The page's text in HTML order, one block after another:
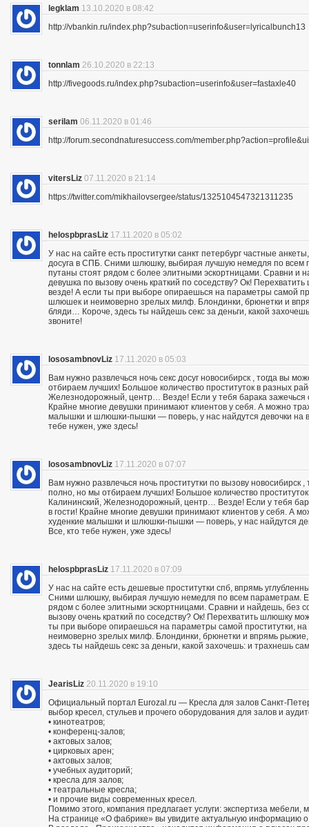
legklam 13.10.2020 в 08:42
http://vbankin.ru/index.php?subaction=userinfo&user=lyricalbunch13
tonnlam 26.10.2020 в 22:13
http://fivegoods.ru/index.php?subaction=userinfo&user=fastaxle40
serilam 06.11.2020 в 01:46
http://forum.secondnaturesuccess.com/
vitersLiz 07.11.2020 в 21:14
https://twitter.com/mikhailovsergee/status/1325104547321311235
helospbprasLiz 17.11.2020 в 05:02
У нас на сайте есть проститутки санкт петербург частные
досуга в СПБ. Сними шлюшку, выбирая лучшую немедля по всем
путаны стоят рядом с более элитными эскортницами. Сравни и
девушка по вызову очень краткий по соседству? Ок!
везде! А если ты при выборе опираешься на параметры самой
шлюшек и неимоверно зрелых милф. Блондинки, брюнетки и
бляди… Короче, здесь ты найдешь секс за деньги, какой
звоните!
lososambnovLiz 17.11.2020 в 05:03
Вам нужно развлечься ночь секс досуг новосибирск , тогда вы
отбираем лучших! Большое количество проституток в разных
Железнодорожный, центр… Везде! Если у тебя барака зажечься
Крайне многие девушки принимают клиентов у себя. А можно
малышки и шлюшки-пышки — поверь, у нас найдутся девочки на
тебе нужен, уже здесь!
lososambnovLiz 17.11.2020 в 07:07
Вам нужно развлечься ночь проститутки по вызову
полно, но мы отбираем лучших! Большое количество
Калининский, Железнодорожный, центр… Везде! Если у тебя
в гости! Крайне многие девушки принимают клиентов у себя. А
худенкие малышки и шлюшки-пышки — поверь, у нас найдутся
Все, кто тебе нужен, уже здесь!
helospbprasLiz 17.11.2020 в 07:09
У нас на сайте есть дешевые проститутки спб, впрямь
Сними шлюшку, выбирая лучшую немедля по всем параметрам.
рядом с более элитными эскортницами. Сравни и найдешь, без
вызову очень краткий по соседству? Ок! Перехватить шлюшку
ты при выборе опираешься на параметры самой проститутки,
неимоверно зрелых милф. Блондинки, брюнетки и впрямь
здесь ты найдешь секс за деньги, какой захочешь: и трахнешь
JearisLiz 20.11.2020 в 19:10
Официальный портал Eurozal.ru — Кресла для залов Санкт-
выбор кресел, стульев и прочего оборудования для залов и
• кинотеатров;
• конференц-залов;
• актовых залов;
• цирковых арен;
• актовых залов;
• учебных аудиторий;
• кресла для залов;
• театральные кресла;
• и прочие виды современных кресел.
Помимо этого, компания предлагает услуги: экспертиза
На странице «О фабрике» вы увидите актуальную информацию